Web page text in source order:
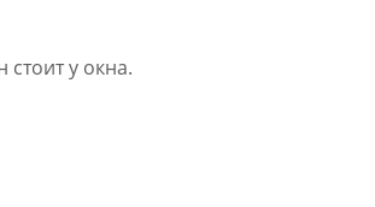
у окна.